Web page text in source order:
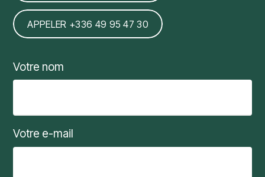
APPELER +336 49 95 47 30
Votre nom
Votre e-mail